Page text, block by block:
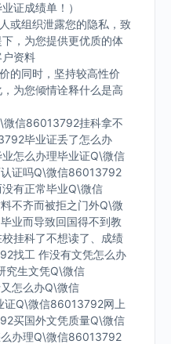
证成绩单！）
或组织泄露您的隐私，致
，为您提供更优质的体
资料
的同时，坚持较高性价
为您倾情诠释什么是高
微信86013792挂科拿不
毕业证丢了怎么办
怎么办理毕业证Q\微信
证吗Q\微信86013792
有正常毕业Q\微信
不齐而被拒之门外Q\微
业而导致回国得不到教
挂科了不想读了、成绩
找工 作没有文凭怎么办
究生文凭Q\微信
怎么办Q\微信
Q\微信86013792网上
买国外文凭质量Q\微信
办理Q\微信86013792